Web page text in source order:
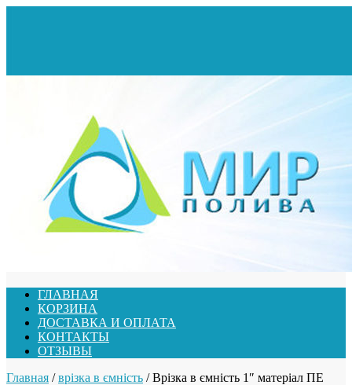
ГЛАВНАЯ
КОРЗИНА
ДОСТАВКА И ОПЛАТА
КОНТАКТЫ
ОТЗЫВЫ
Главная /врізка в ємність / Врізка в ємність 1″ матеріал ПЕ